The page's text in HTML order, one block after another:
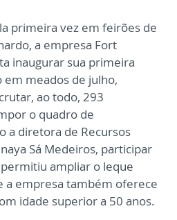
primeira vez em feirões de
a empresa Fort
inaugurar sua primeira
meados de julho,
ao todo, 293
o quadro de
a diretora de Recursos
Sá Medeiros, participar
ampliar o leque
a empresa também oferece
idade superior a 50 anos.